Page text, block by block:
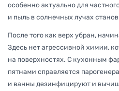
особенно актуально для
и пыль в солнечных лучах
После того как верх убран,
Здесь нет агрессивной химии,
на поверхностях. С кухонным
пятнами справляется
и ванны дезинфицируют и